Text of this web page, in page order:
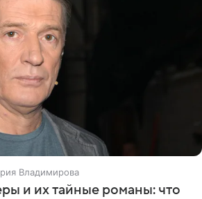
Владимирова
и их тайные романы: что